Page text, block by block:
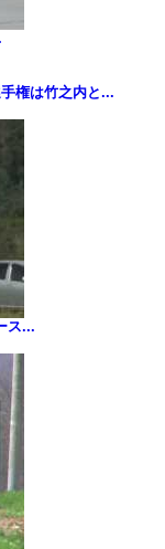
権は竹之内と...
ス...